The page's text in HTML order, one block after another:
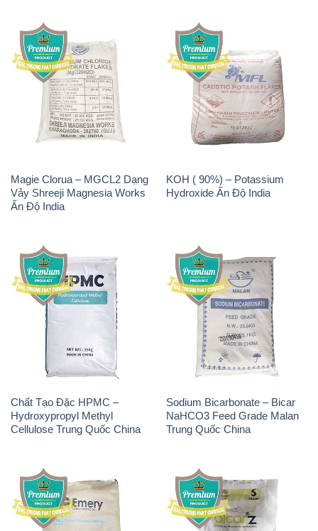
Magie Clorua – MGCL2 Dạng
Vảy Shreeji Magnesia Works
Ấn Độ India
KOH ( 90%) – Potassium
Hydroxide Ấn Độ India
Chất Tạo Đặc HPMC –
Hydroxypropyl Methyl
Cellulose Trung Quốc China
Sodium Bicarbonate – Bicar
NaHCO3 Feed Grade Malan
Trung Quốc China